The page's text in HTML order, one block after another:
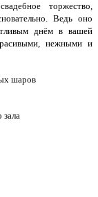
торжество,
Ведь оно
днём в вашей
нежными и
шаров